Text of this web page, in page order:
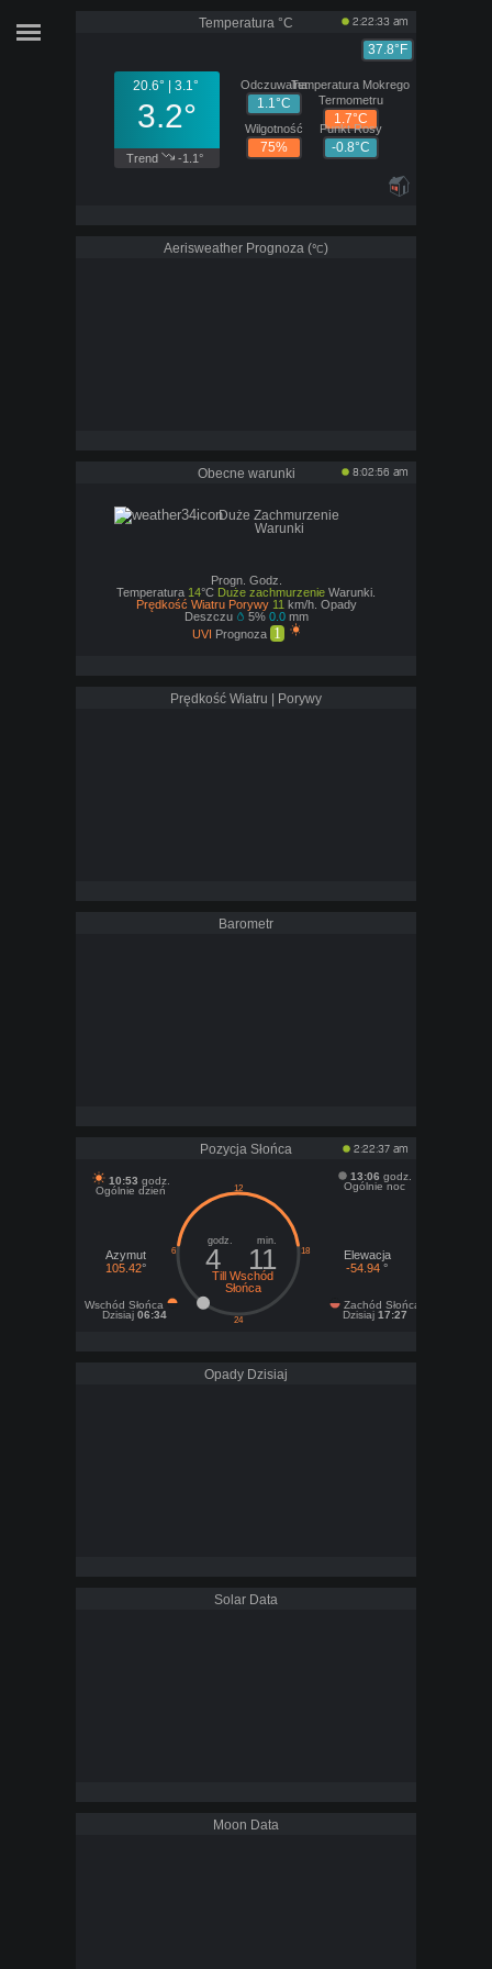
Temperatura °C 2:22:33 am
20.6° | 3.1°
3.2°
Trend -1.1°
Odczuwalna
1.1°C
Temperatura Mokrego
Termometru
1.7°C
Wilgotność
75%
Punkt Rosy
-0.8°C
37.8°F
Aerisweather Prognoza (°C)
Obecne warunki 8:02:56 am
Duże Zachmurzenie
Warunki
Progn. Godz.
Temperatura 14°C Duże zachmurzenie Warunki.
Prędkość Wiatru Porywy 11 km/h. Opady
Deszczu
5%0.0mm
UVI Prognoza 1
Prędkość Wiatru | Porywy
Barometr
Pozycja Słońca 2:22:37 am
10:53 godz.
Ogólnie dzień
13:06 godz.
Ogólnie noc
Wschód Słońca
Dzisiaj06:34
Zachód Słońca
Dzisiaj17:27
godz.
4 11
Till Wschód
Słońca
min.
Azymut
105.42°
Elewacja
-54.94 °
Opady Dzisiaj
Solar Data
Moon Data